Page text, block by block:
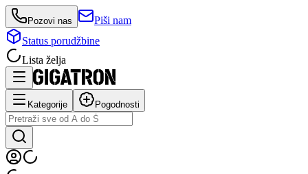
Pozovi nas
Piši nam
Status porudžbine
Lista želja
Kategorije Pogodnosti